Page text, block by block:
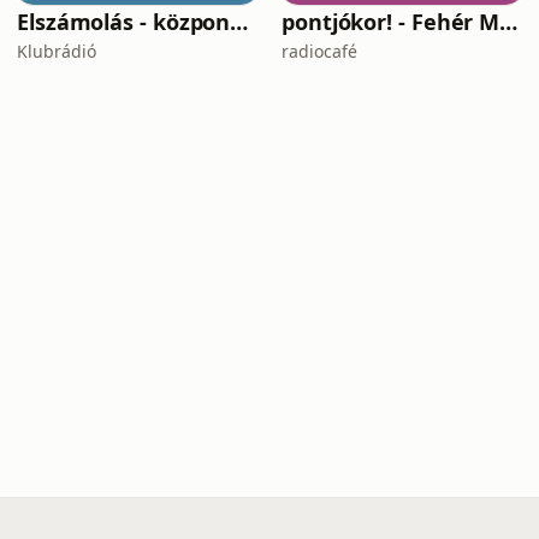
Elszámolás - központosítás, lojalitás és a függetlenség ára
Klubrádió
pontjókor! - Fehér Mariannal
radiocafé